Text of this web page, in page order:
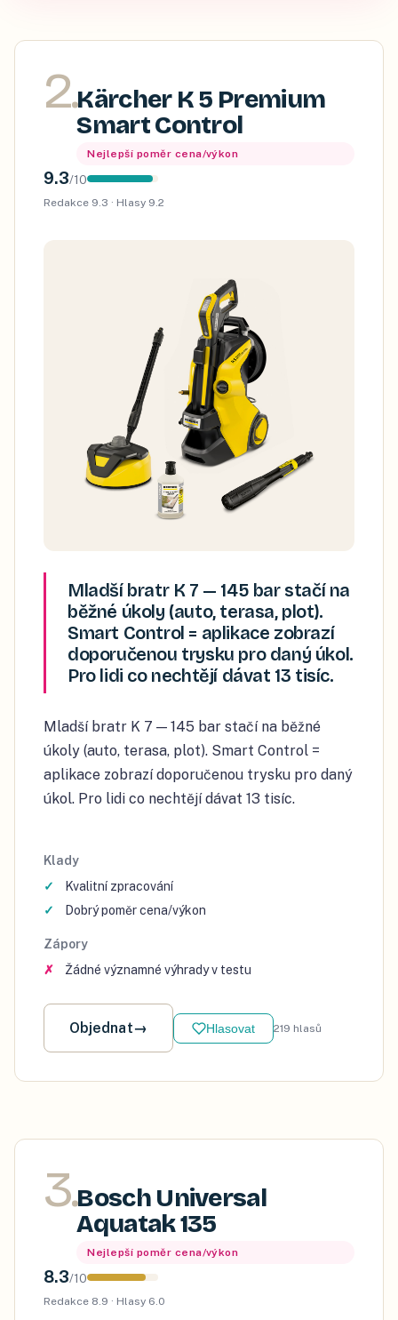
2.Kärcher K 5 Premium
Smart Control
Nejlepší poměr cena/výkon
9.3/10
Redakce 9.3 · Hlasy 9.2
Mladší bratr K 7 — 145 bar stačí na
běžné úkoly (auto, terasa, plot).
Smart Control = aplikace zobrazí
doporučenou trysku pro daný úkol.
Pro lidi co nechtějí dávat 13 tisíc.
Mladší bratr K 7 — 145 bar stačí na běžné
úkoly (auto, terasa, plot). Smart Control =
aplikace zobrazí doporučenou trysku pro daný
úkol. Pro lidi co nechtějí dávat 13 tisíc.
Klady
Kvalitní zpracování
Dobrý poměr cena/výkon
Zápory
Žádné významné výhrady v testu
Objednat→ Hlasovat 219 hlasů
3.Bosch Universal
Aquatak 135
Nejlepší poměr cena/výkon
8.3/10
Redakce 8.9 · Hlasy 6.0